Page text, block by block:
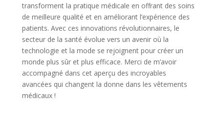
transforment la pratique médicale en offrant des soins
de meilleure qualité et en améliorant l’expérience des
patients. Avec ces innovations révolutionnaires, le
secteur de la santé évolue vers un avenir où la
technologie et la mode se rejoignent pour créer un
monde plus sûr et plus efficace. Merci de m’avoir
accompagné dans cet aperçu des incroyables
avancées qui changent la donne dans les vêtements
médicaux !